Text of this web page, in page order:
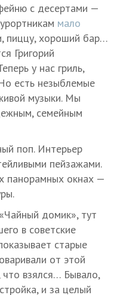
с десертами —
мало
пиццу, хороший бар…
Григорий
у нас гриль,
есть незыблемые
музыки. Мы
семейным
поп. Интерьер
пейзажами.
панорамных окнах —
домик», тут
в советские
старые
от этой
взялся… Бывало,
и за целый